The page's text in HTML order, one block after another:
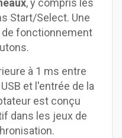
, y compris les
Start/Select. Une
de fonctionnement
à 1 ms entre
et l'entrée de la
est conçu
dans les jeux de